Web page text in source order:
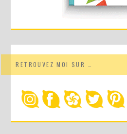
RETROUVEZ MOI SUR …